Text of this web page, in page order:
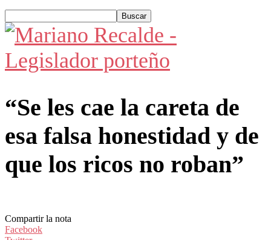
“Se les cae la careta de
esa falsa honestidad y de
que los ricos no roban”
Compartir la nota
Facebook